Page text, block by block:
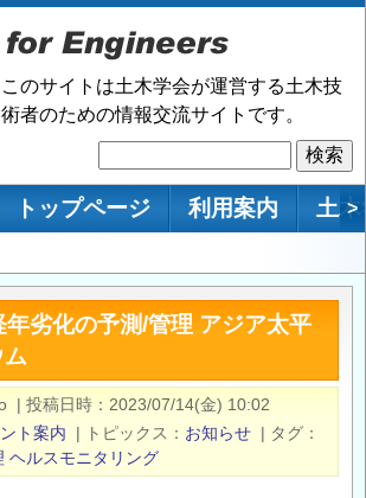
このサイトは土木学会が運営する土木技
術者のための情報交流サイトです。
索
ョン
トップページ 利用案内 土 >
劣化の予測/管理 アジア太平
| 投稿日時
2023/07/14(金) 10:02
ト案内 | トピックス お知らせ | タグ
ヘルスモニタリング